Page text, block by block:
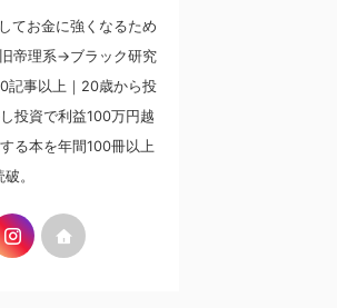
てお金に強くなるため
帝理系→ブラック研究
事以上｜20歳から投
投資で利益100万円越
る本を年間100冊以上
破。